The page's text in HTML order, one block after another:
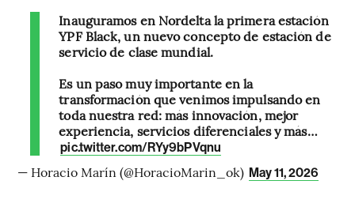
Inauguramos en Nordelta la primera estación
YPF Black, un nuevo concepto de estación de
servicio de clase mundial.
Es un paso muy importante en la
transformación que venimos impulsando en
toda nuestra red: más innovación, mejor
experiencia, servicios diferenciales y más…
pic.twitter.com/RYy9bPVqnu
— Horacio Marín (@HoracioMarin_ok) May 11, 2026